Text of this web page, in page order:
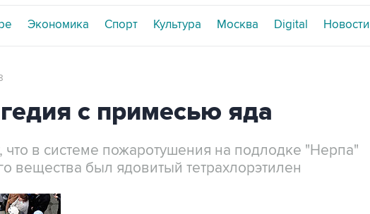
Экономика Спорт Культура Москва Digital Новости
с примесью яда
что в системе пожаротушения на подлодке "Нерпа"
вещества был ядовитый тетрахлорэтилен